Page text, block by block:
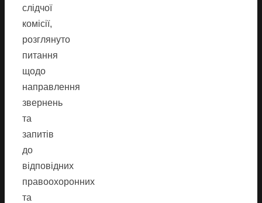
слідчої
комісії,
розглянуто
питання
щодо
направлення
звернень
та
запитів
до
відповідних
правоохоронних
та